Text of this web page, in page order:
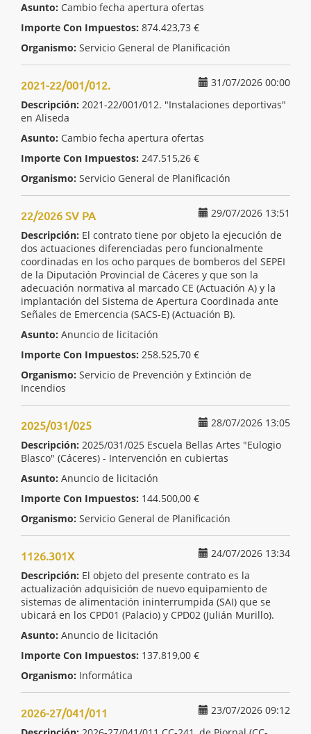
Asunto: Cambio fecha apertura ofertas
Importe Con Impuestos: 874.423,73 €
Organismo: Servicio General de Planificación
31/07/2026 00:00
2021-22/001/012.
Descripción: 2021-22/001/012. "Instalaciones deportivas"
en Aliseda
Asunto: Cambio fecha apertura ofertas
Importe Con Impuestos: 247.515,26 €
Organismo: Servicio General de Planificación
29/07/2026 13:51
22/2026 SV PA
Descripción: El contrato tiene por objeto la ejecución de
dos actuaciones diferenciadas pero funcionalmente
coordinadas en los ocho parques de bomberos del SEPEI
de la Diputación Provincial de Cáceres y que son la
adecuación normativa al marcado CE (Actuación A) y la
implantación del Sistema de Apertura Coordinada ante
Señales de Emercencia (SACS-E) (Actuación B).
Asunto: Anuncio de licitación
Importe Con Impuestos: 258.525,70 €
Organismo: Servicio de Prevención y Extinción de
Incendios
28/07/2026 13:05
2025/031/025
Descripción: 2025/031/025 Escuela Bellas Artes "Eulogio
Blasco" (Cáceres) - Intervención en cubiertas
Asunto: Anuncio de licitación
Importe Con Impuestos: 144.500,00 €
Organismo: Servicio General de Planificación
24/07/2026 13:34
1126.301X
Descripción: El objeto del presente contrato es la
actualización adquisición de nuevo equipamiento de
sistemas de alimentación ininterrumpida (SAI) que se
ubicará en los CPD01 (Palacio) y CPD02 (Julián Murillo).
Asunto: Anuncio de licitación
Importe Con Impuestos: 137.819,00 €
Organismo: Informática
23/07/2026 09:12
2026-27/041/011